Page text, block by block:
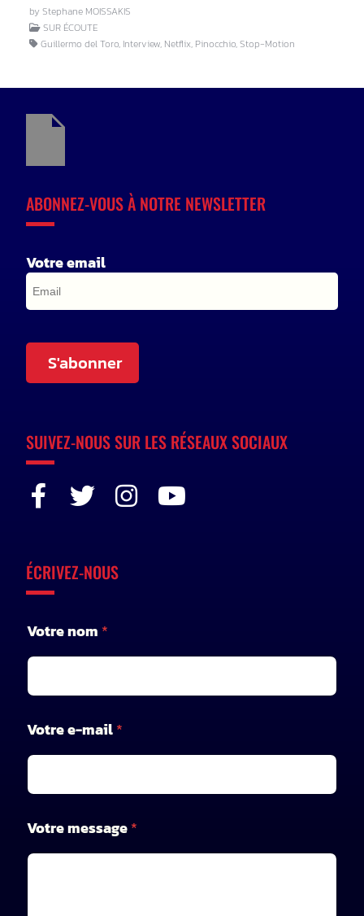
by Stephane MOISSAKIS
SUR ÉCOUTE
Guillermo del Toro, Interview, Netflix, Pinocchio, Stop-Motion
ABONNEZ-VOUS À NOTRE NEWSLETTER
Votre email
S'abonner
SUIVEZ-NOUS SUR LES RÉSEAUX SOCIAUX
ÉCRIVEZ-NOUS
Votre nom *
m
e
s
s
g
e
Votre e-mail*
Votre message*